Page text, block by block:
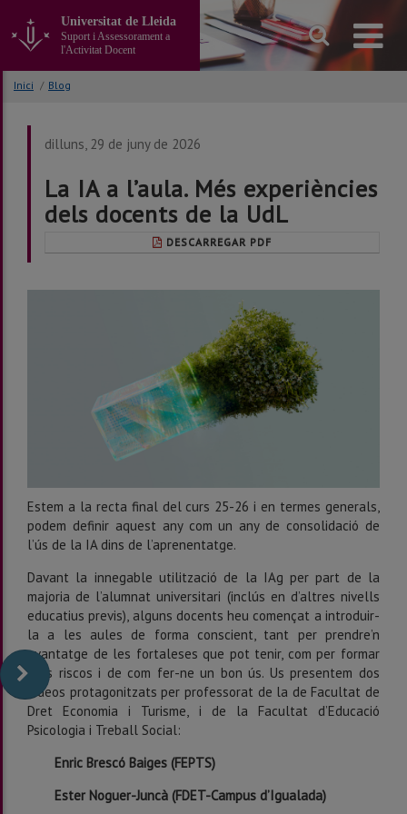
contingut
Universitat de Lleida
Suport i Assessorament a
l'Activitat Docent
Inici / Blog
dilluns, 29 de juny de 2026
La IA a l’aula. Més experiències
dels docents de la UdL
DESCARREGAR PDF
Estem a la recta final del curs 25-26 i en termes generals,
podem definir aquest any com un any de consolidació de
l’ús de la IA dins de l’aprenentatge.
Davant la innegable utilització de la IAg per part de la
majoria de l’alumnat universitari (inclús en d’altres nivells
educatius previs), alguns docents heu començat a introduir-
la a les aules de forma conscient, tant per prendre’n
avantatge de les fortaleses que pot tenir, com per formar
dels riscos i de com fer-ne un bon ús. Us presentem dos
vídeos protagonitzats per professorat de la de Facultat de
Dret Economia i Turisme, i de la Facultat d’Educació
Psicologia i Treball Social:
Enric Brescó Baiges (FEPTS)
Ester Noguer-Juncà (FDET-Campus d’Igualada)